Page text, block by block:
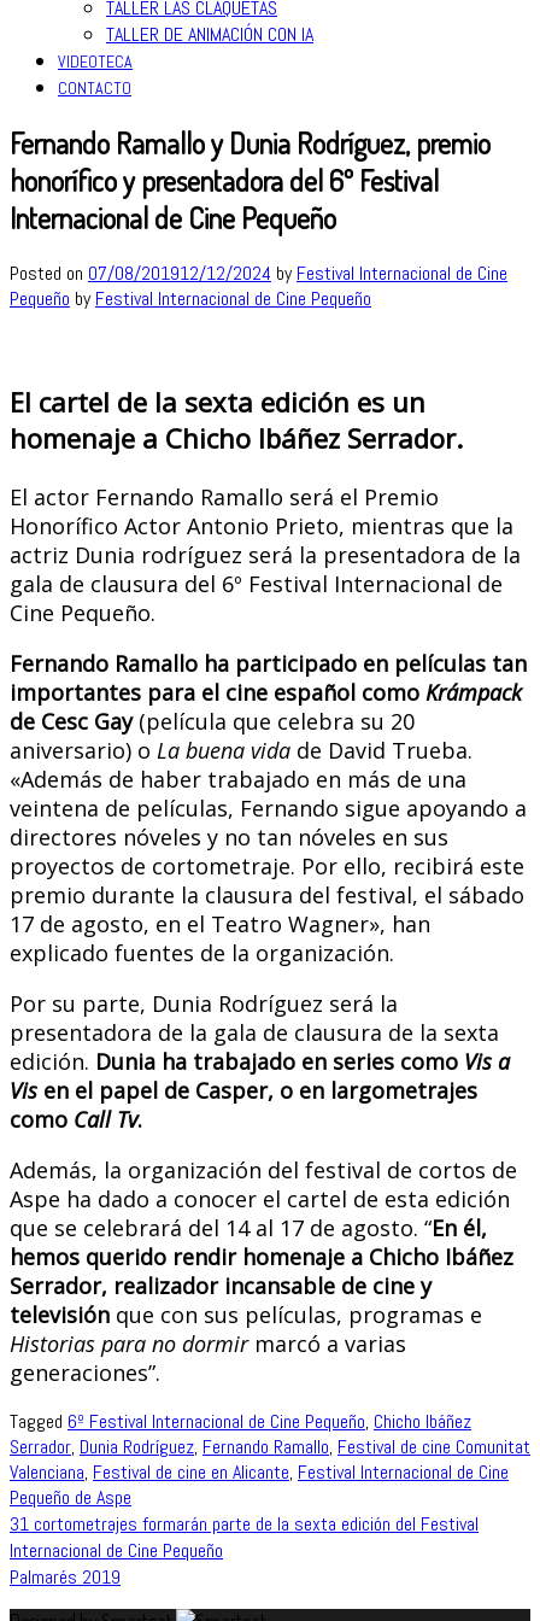
TALLER LAS CLAQUETAS
TALLER DE ANIMACIÓN CON IA
VIDEOTECA
CONTACTO
Fernando Ramallo y Dunia Rodríguez, premio
honorífico y presentadora del 6º Festival
Internacional de Cine Pequeño
Posted on 07/08/201912/12/2024 byFestival Internacional de Cine
Pequeño byFestival Internacional de Cine Pequeño
El cartel de la sexta edición es un
homenaje a Chicho Ibáñez Serrador.
El actor Fernando Ramallo será el Premio
Honorífico Actor Antonio Prieto, mientras que la
actriz Dunia rodríguez será la presentadora de la
gala de clausura del 6º Festival Internacional de
Cine Pequeño.
Fernando Ramallo ha participado en películas tan
importantes para el cine español como Krámpack
de Cesc Gay(película que celebra su 20
aniversario) o La buena vida de David Trueba.
«Además de haber trabajado en más de una
veintena de películas, Fernando sigue apoyando a
directores nóveles y no tan nóveles en sus
proyectos de cortometraje. Por ello, recibirá este
premio durante la clausura del festival, el sábado
17 de agosto, en el Teatro Wagner», han
explicado fuentes de la organización.
Por su parte, Dunia Rodríguez será la
presentadora de la gala de clausura de la sexta
edición. Dunia ha trabajado en series como Vis a
Vis en el papel de Casper, o en largometrajes
como Call Tv.
Además, la organización del festival de cortos de
Aspe ha dado a conocer el cartel de esta edición
que se celebrará del 14 al 17 de agosto. “En él,
hemos querido rendir homenaje a Chicho Ibáñez
Serrador, realizador incansable de cine y
televisión que con sus películas, programas e
Historias para no dormir marcó a varias
generaciones”.
Tagged 6º Festival Internacional de Cine Pequeño, Chicho Ibáñez
Serrador, Dunia Rodríguez, Fernando Ramallo, Festival de cine Comunitat
Valenciana, Festival de cine en Alicante, Festival Internacional de Cine
Pequeño de Aspe
Navegación
de
entradas
31 cortometrajes formarán parte de la sexta edición del Festival
Internacional de Cine Pequeño
Palmarés 2019